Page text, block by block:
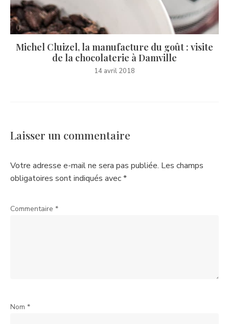
Michel Cluizel, la manufacture du goût : visite
de la chocolaterie à Damville
14 avril 2018
Laisser un commentaire
Votre adresse e-mail ne sera pas publiée. Les champs
obligatoires sont indiqués avec*
Commentaire *
Nom *